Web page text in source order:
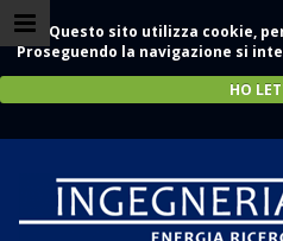
Questo sito utilizza cookie,
Proseguendo la navigazione si
HO